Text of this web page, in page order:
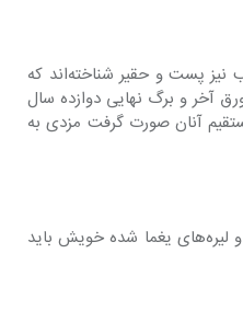
برو ای خائن که تو را آن قدر اجانب نیز پست و حقیر شناخته‌اند که
آخر و برگ نهایی دوازده سال
آنان صورت گرفت مزدی به
اکنون از غارتی‌های پدر و از دلار‌ها و لیره‌های یغما شده خویش باید